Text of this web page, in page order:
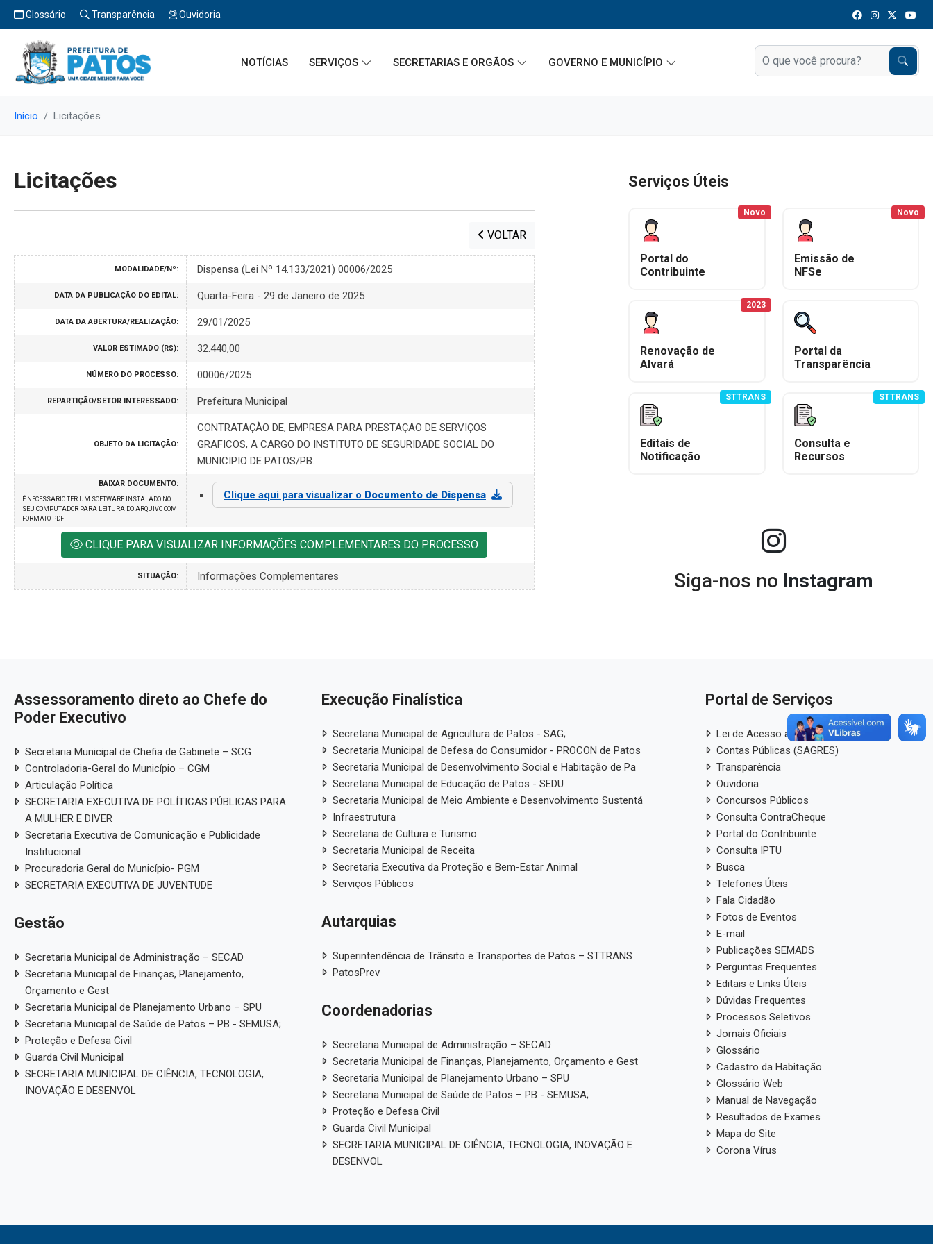
Glossário Transparência Ouvidoria
NOTÍCIAS SERVIÇOS SECRETARIAS E ORGÃOS GOVERNO E MUNICÍPIO
Início Licitações
Licitações
VOLTAR
MODALIDADE/Nº: Dispensa (Lei Nº 14.133/2021) 00006/2025
DATA DA PUBLICAÇÃO DO EDITAL: Quarta-Feira - 29 de Janeiro de 2025
DATA DA ABERTURA/REALIZAÇÃO: 29/01/2025
VALOR ESTIMADO (R$): 32.440,00
NÚMERO DO PROCESSO: 00006/2025
REPARTIÇÃO/SETOR INTERESSADO: Prefeitura Municipal
OBJETO DA LICITAÇÃO:
CONTRATAÇÀO DE, EMPRESA PARA PRESTAÇAO DE SERVIÇOS
GRAFICOS, A CARGO DO INSTITUTO DE SEGURIDADE SOCIAL DO
MUNICIPIO DE PATOS/PB.
BAIXAR DOCUMENTO:
É NECESSARIO TER UM SOFTWARE INSTALADO NO
SEU COMPUTADOR PARA LEITURA DO ARQUIVO COM
FORMATO PDF
Clique aqui para visualizar o Documento de Dispensa
CLIQUE PARA VISUALIZAR INFORMAÇÕES COMPLEMENTARES DO PROCESSO
SITUAÇÃO: Informações Complementares
Serviços Úteis
Portal do
Contribuinte
Novo
Emissão de
NFSe
Novo
Renovação de
Alvará
2023
Portal da
Transparência
Editais de
Notificação
STTRANS
Consulta e
Recursos
STTRANS
Siga-nos no Instagram
Assessoramento direto ao Chefe do
Poder Executivo
Secretaria Municipal de Chefia de Gabinete – SCG
Controladoria-Geral do Município – CGM
Articulação Política
SECRETARIA EXECUTIVA DE POLÍTICAS PÚBLICAS PARA
A MULHER E DIVER
Secretaria Executiva de Comunicação e Publicidade
Institucional
Procuradoria Geral do Município- PGM
SECRETARIA EXECUTIVA DE JUVENTUDE
Gestão
Secretaria Municipal de Administração – SECAD
Secretaria Municipal de Finanças, Planejamento,
Orçamento e Gest
Secretaria Municipal de Planejamento Urbano – SPU
Secretaria Municipal de Saúde de Patos – PB - SEMUSA;
Proteção e Defesa Civil
Guarda Civil Municipal
SECRETARIA MUNICIPAL DE CIÊNCIA, TECNOLOGIA,
INOVAÇÃO E DESENVOL
Execução Finalística
Secretaria Municipal de Agricultura de Patos - SAG;
Secretaria Municipal de Defesa do Consumidor - PROCON de Patos
Secretaria Municipal de Desenvolvimento Social e Habitação de Pa
Secretaria Municipal de Educação de Patos - SEDU
Secretaria Municipal de Meio Ambiente e Desenvolvimento Sustentá
Infraestrutura
Secretaria de Cultura e Turismo
Secretaria Municipal de Receita
Secretaria Executiva da Proteção e Bem-Estar Animal
Serviços Públicos
Autarquias
Superintendência de Trânsito e Transportes de Patos – STTRANS
PatosPrev
Coordenadorias
Secretaria Municipal de Administração – SECAD
Secretaria Municipal de Finanças, Planejamento, Orçamento e Gest
Secretaria Municipal de Planejamento Urbano – SPU
Secretaria Municipal de Saúde de Patos – PB - SEMUSA;
Proteção e Defesa Civil
Guarda Civil Municipal
SECRETARIA MUNICIPAL DE CIÊNCIA, TECNOLOGIA, INOVAÇÃO E
DESENVOL
Portal de Serviços
Lei de Acesso a Informação
Contas Públicas (SAGRES)
Transparência
Ouvidoria
Concursos Públicos
Consulta ContraCheque
Portal do Contribuinte
Consulta IPTU
Busca
Telefones Úteis
Fala Cidadão
Fotos de Eventos
E-mail
Publicações SEMADS
Perguntas Frequentes
Editais e Links Úteis
Dúvidas Frequentes
Processos Seletivos
Jornais Oficiais
Glossário
Cadastro da Habitação
Glossário Web
Manual de Navegação
Resultados de Exames
Mapa do Site
Corona Vírus